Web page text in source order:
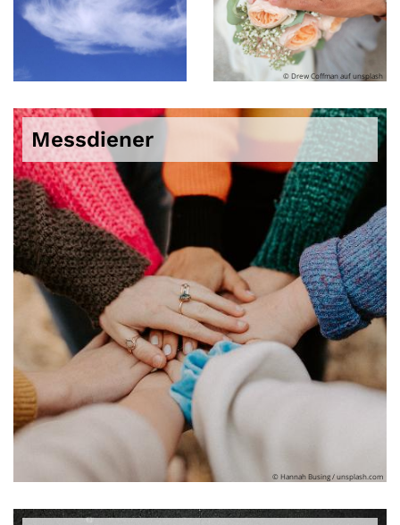
© Drew Coffman auf unsplash
Messdiener
© Hannah Busing / unsplash.com